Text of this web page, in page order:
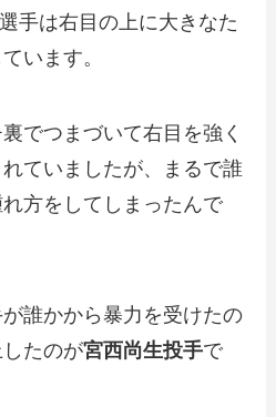
手は右目の上に大きなた
います。
でつまづいて右目を強く
ていましたが、まるで誰
方をしてしまったんで
誰かから暴力を受けたの
たのが宮西尚生投手で